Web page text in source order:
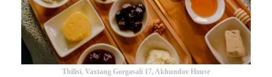
Tbilisi, Vaxtang Gorgasali 17, Akhundov House